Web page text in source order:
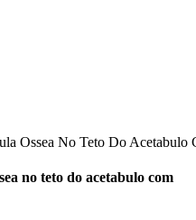
Ossea No Teto Do Acetabulo
no teto do acetabulo com